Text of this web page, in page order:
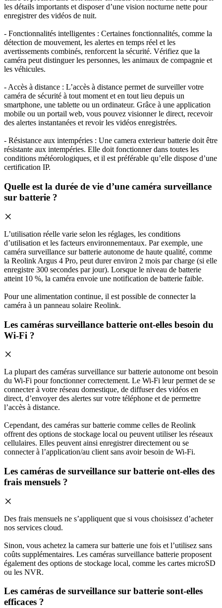
les détails importants et disposer d’une vision nocturne nette pour
enregistrer des vidéos de nuit.
- Fonctionnalités intelligentes : Certaines fonctionnalités, comme la
détection de mouvement, les alertes en temps réel et les
avertissements combinés, renforcent la sécurité. Vérifiez que la
caméra peut distinguer les personnes, les animaux de compagnie et
les véhicules.
- Accès à distance : L’accès à distance permet de surveiller votre
caméra de sécurité à tout moment et en tout lieu depuis un
smartphone, une tablette ou un ordinateur. Grâce à une application
mobile ou un portail web, vous pouvez visionner le direct, recevoir
des alertes instantanées et revoir les vidéos enregistrées.
- Résistance aux intempéries : Une camera exterieur batterie doit être
résistante aux intempéries. Elle doit fonctionner dans toutes les
conditions météorologiques, et il est préférable qu’elle dispose d’une
certification IP.
Quelle est la durée de vie d’une caméra surveillance
sur batterie ?
L’utilisation réelle varie selon les réglages, les conditions
d’utilisation et les facteurs environnementaux. Par exemple, une
caméra surveillance sur batterie autonome de haute qualité, comme
la Reolink Argus 4 Pro, peut durer environ 2 mois par charge (si elle
enregistre 300 secondes par jour). Lorsque le niveau de batterie
atteint 10 %, la caméra envoie une notification de batterie faible.
Pour une alimentation continue, il est possible de connecter la
caméra à un panneau solaire Reolink.
Les caméras surveillance batterie ont-elles besoin du
Wi-Fi ?
La plupart des caméras surveillance sur batterie autonome ont besoin
du Wi-Fi pour fonctionner correctement. Le Wi-Fi leur permet de se
connecter à votre réseau domestique, de diffuser des vidéos en
direct, d’envoyer des alertes sur votre téléphone et de permettre
l’accès à distance.
Cependant, des caméras sur batterie comme celles de Reolink
offrent des options de stockage local ou peuvent utiliser les réseaux
cellulaires. Elles peuvent ainsi enregistrer directement ou se
connecter à l’application/au client sans avoir besoin de Wi-Fi.
Les caméras de surveillance sur batterie ont-elles des
frais mensuels ?
Des frais mensuels ne s’appliquent que si vous choisissez d’acheter
nos services cloud.
Sinon, vous achetez la camera sur batterie une fois et l’utilisez sans
coûts supplémentaires. Les caméras surveillance batterie proposent
également des options de stockage local, comme les cartes microSD
ou les NVR.
Les caméras de surveillance sur batterie sont-elles
efficaces ?